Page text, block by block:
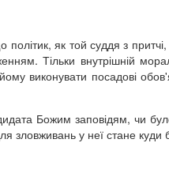
як той суддя з
Тільки внутрішній
виконувати посадові
Божим заповідям, чи
зловживань у неї стане куди